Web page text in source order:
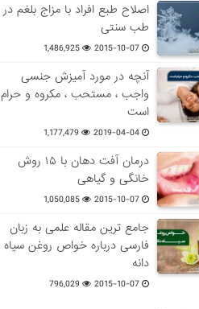
اصلاح طبع افراد با مزاج بلغم در
طب سنتی
2015-10-07
1,486,925
آنچه در مورد آمیزش جنسی
واجب ، مستحب ، مکروه و حرام
است
2019-04-04
1,177,479
درمان آفت دهان با ۱۵ روش
خانگی و گیاهی
2015-10-07
1,050,085
جامع ترین مقاله علمی به زبان
فارسی درباره خواص روغن سیاه
دانه
2015-10-07
796,029